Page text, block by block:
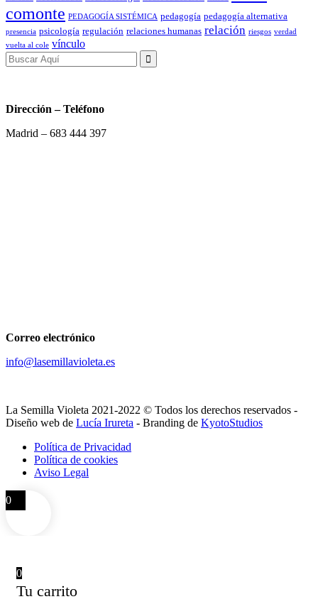
comonte PEDAGOGÍA SISTÉMICA pedagogía pedagogía alternativa
presencia psicología regulación relaciones humanas relación riesgos verdad
vuelta al cole vínculo
Search
for:
Dirección – Teléfono
Madrid – 683 444 397
Correo electrónico
info@lasemillavioleta.es
La Semilla Violeta 2021-2022 © Todos los derechos reservados -
Diseño web de Lucía Irureta - Branding de KyotoStudios
Política de Privacidad
Política de cookies
Aviso Legal
0
0
Tu carrito